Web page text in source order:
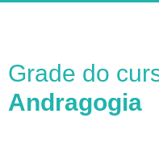
Grade do
Andragogia